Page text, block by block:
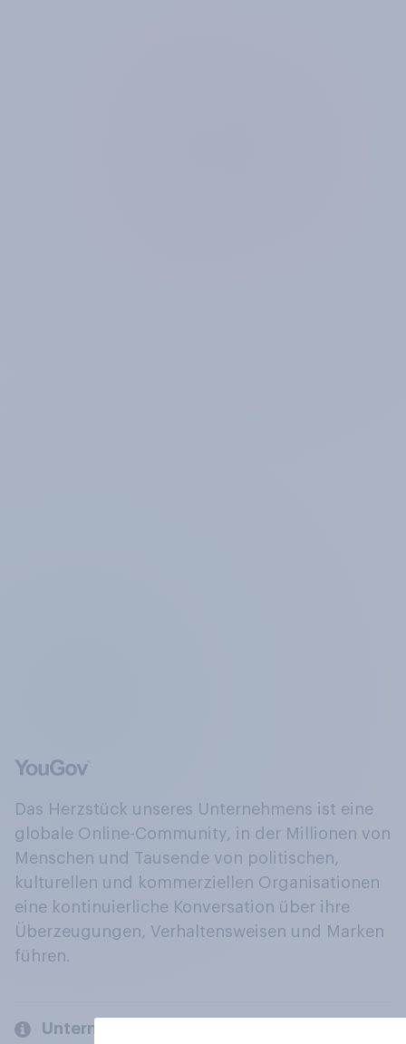
Das Herzstück unseres Unternehmens ist eine
globale Online-Community, in der Millionen von
Menschen und Tausende von politischen,
kulturellen und kommerziellen Organisationen
eine kontinuierliche Konversation über ihre
Überzeugungen, Verhaltensweisen und Marken
führen.
Unternehmen